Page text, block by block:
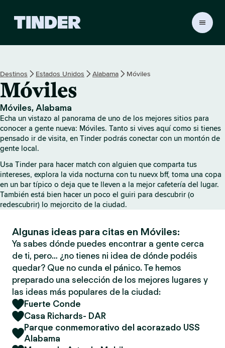
r
c
i
o
Destinos Estados Unidos Alabama Móviles
Móviles
Móviles, Alabama
Echa un vistazo al panorama de uno de los mejores sitios para
conocer a gente nueva: Móviles. Tanto si vives aquí como si tienes
pensado ir de visita, en Tinder podrás conectar con un montón de
gente local.
Usa Tinder para hacer match con alguien que comparta tus
intereses, explora la vida nocturna con tu nuevx bff, toma una copa
en un bar típico o deja que te lleven a la mejor cafetería del lugar.
También está bien hacer un poco el guiri para descubrir (o
redescubrir) lo mejorcito de la ciudad.
Algunas ideas para citas en Móviles:
Ya sabes dónde puedes encontrar a gente cerca
de ti, pero… ¿no tienes ni idea de dónde podéis
quedar? Que no cunda el pánico. Te hemos
preparado una selección de los mejores lugares y
las ideas más populares de la ciudad:
Fuerte Conde
Casa Richards- DAR
Parque conmemorativo del acorazado USS
Alabama